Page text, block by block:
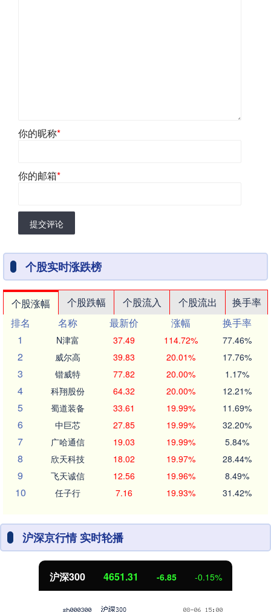
你的昵称*
你的邮箱*
提交评论
个股实时涨跌榜
个股涨幅 个股跌幅 个股流入 个股流出
换手率
排名
名称 最新价 涨幅
换手率
1
N津富 37.49 114.72% 77.46%
2 威尔高 39.83 20.01% 17.76%
3 锴威特 77.82 20.00% 1.17%
4 科翔股份 64.32 20.00% 12.21%
5 蜀道装备 33.61 19.99% 11.69%
6 中巨芯 27.85 19.99% 32.20%
7 广哈通信 19.03 19.99% 5.84%
8 欣天科技 18.02 19.97% 28.44%
9 飞天诚信 12.56 19.96% 8.49%
10 任子行 7.16 19.93% 31.42%
沪深京行情 实时轮播
沪深300 4651.31 -6.85 -0.15%